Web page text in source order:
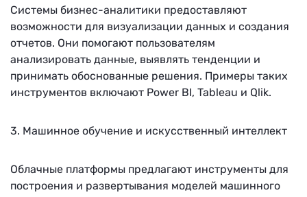
Системы бизнес-аналитики предоставляют
возможности для визуализации данных и создания
отчетов. Они помогают пользователям
анализировать данные, выявлять тенденции и
принимать обоснованные решения. Примеры таких
инструментов включают Power BI, Tableau и Qlik.
3. Машинное обучение и искусственный интеллект
Облачные платформы предлагают инструменты для
построения и развертывания моделей машинного